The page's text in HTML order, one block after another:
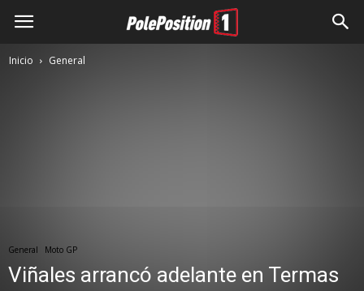
Inicio General
General Moto GP
Viñales arrancó adelante en Termas